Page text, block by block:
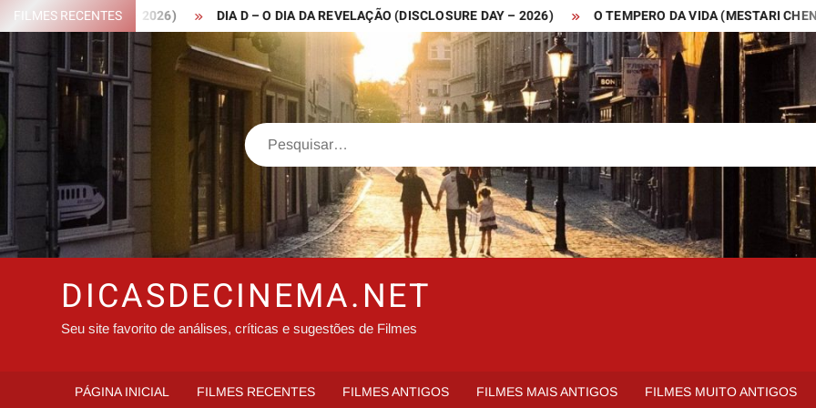
Skip
to
content
FILMES RECENTES
HOOD – 2026) DIA D – O DIA DA REVELAÇÃO (DISCLOSURE DAY – 2026) O TEMPERO DA VIDA (MESTARI CHENG –
Search
DICASDECINEMA.NET
Seu site favorito de análises, críticas e sugestões de Filmes
PÁGINA INICIAL FILMES RECENTES FILMES ANTIGOS FILMES MAIS ANTIGOS FILMES MUITO ANTIGOS